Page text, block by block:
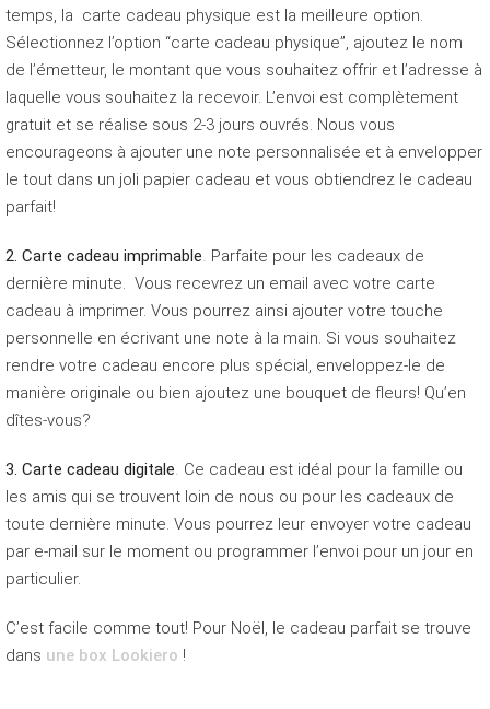
temps, la carte cadeau physique est la meilleure option.
Sélectionnez l’option “carte cadeau physique”, ajoutez le nom
de l’émetteur, le montant que vous souhaitez offrir et l’adresse à
laquelle vous souhaitez la recevoir. L’envoi est complètement
gratuit et se réalise sous 2-3 jours ouvrés. Nous vous
encourageons à ajouter une note personnalisée et à envelopper
le tout dans un joli papier cadeau et vous obtiendrez le cadeau
parfait!
2. Carte cadeau imprimable. Parfaite pour les cadeaux de
dernière minute. Vous recevrez un email avec votre carte
cadeau à imprimer. Vous pourrez ainsi ajouter votre touche
personnelle en écrivant une note à la main. Si vous souhaitez
rendre votre cadeau encore plus spécial, enveloppez-le de
manière originale ou bien ajoutez une bouquet de fleurs! Qu’en
dîtes-vous?
3. Carte cadeau digitale. Ce cadeau est idéal pour la famille ou
les amis qui se trouvent loin de nous ou pour les cadeaux de
toute dernière minute. Vous pourrez leur envoyer votre cadeau
par e-mail sur le moment ou programmer l’envoi pour un jour en
particulier.
C’est facile comme tout! Pour Noël, le cadeau parfait se trouve
dans une box Lookiero !